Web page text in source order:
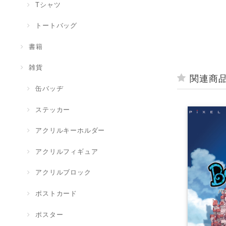
Tシャツ
トートバッグ
書籍
雑貨
缶バッヂ
ステッカー
アクリルキーホルダー
アクリルフィギュア
アクリルブロック
ポストカード
ポスター
関連商